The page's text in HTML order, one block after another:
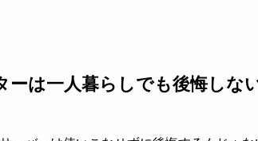
ーは一人暮らしでも後悔しな